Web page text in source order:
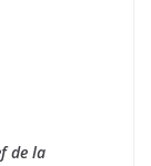
de la